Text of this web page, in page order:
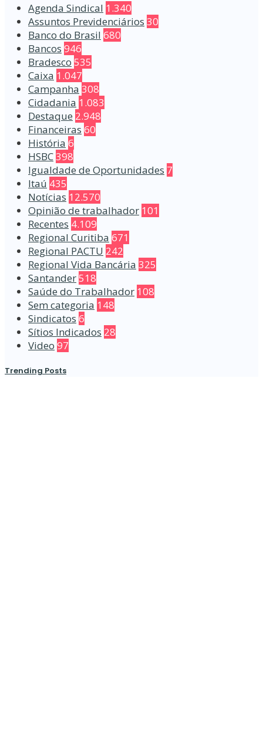
Agenda Sindical 1.340
Assuntos Previdenciários 30
Banco do Brasil 680
Bancos 946
Bradesco 535
Caixa 1.047
Campanha 308
Cidadania 1.083
Destaque 2.948
Financeiras 60
História 6
HSBC398
Igualdade de Oportunidades 7
Itaú 435
Notícias 12.570
Opinião de trabalhador 101
Recentes 4.109
Regional Curitiba 671
Regional PACTU 242
Regional Vida Bancária 325
Santander518
Saúde do Trabalhador 108
Sem categoria 148
Sindicatos 6
Sítios Indicados 28
Video 97
Trending Posts